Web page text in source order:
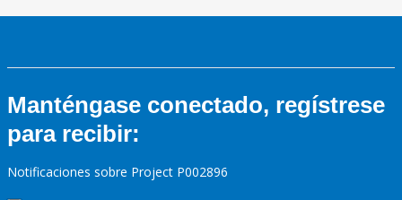
Manténgase conectado, regístrese
para recibir:
Notificaciones sobre Project P002896